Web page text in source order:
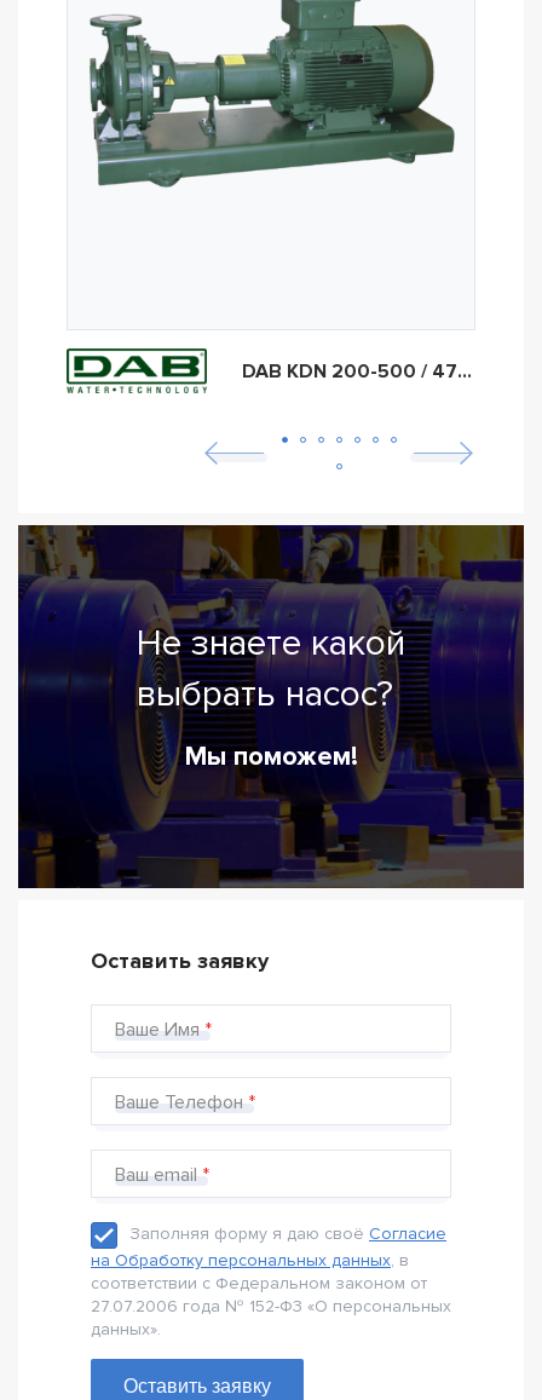
DAB KDN 200-500 / 470 55kW
Не знаете какой
выбрать насос?
Мы поможем!
Оставить заявку
Ваше Имя
Ваше Телефон
Ваш email
Заполняя форму я даю своё Согласие
на Обработку персональных данных, в
соответствии с Федеральном законом от
27.07.2006 года № 152-Ф3 «О персональных
данных».
Оставить заявку